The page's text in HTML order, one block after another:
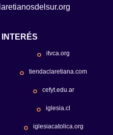
itvca.org
tiendaclaretiana.com
cefyt.edu.ar
iglesia.cl
iglesiacatolica.org